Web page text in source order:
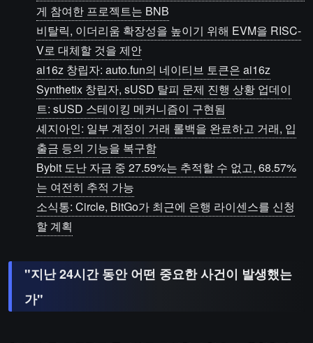
게 참여한 프로젝트는 BNB
비탈릭, 이더리움 확장성을 높이기 위해 EVM을 RISC-
V로 대체할 것을 제안
ai16z 창립자: auto.fun의 네이티브 토큰은 ai16z
Synthetix 창립자, sUSD 탈피 문제 진행 상황 업데이
트: sUSD 스테이킹 메커니즘이 구현됨
셰지아인: 일부 계정이 거래 롤백을 완료하고 거래, 입
출금 등의 기능을 복구함
Bybit 도난 자금 중 27.59%는 추적할 수 없고, 68.57%
는 여전히 추적 가능
소식통: Circle, BitGo가 최근에 은행 라이센스를 신청
할 계획
"지난 24시간 동안 어떤 중요한 사건이 발생했는
가"